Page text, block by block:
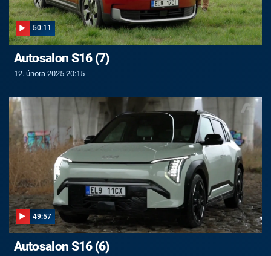
50:11
Autosalon S16 (7)
12. února 2025 20:15
49:57
Autosalon S16 (6)